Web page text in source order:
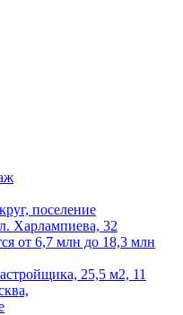
поселение
Харлампиева, 32
от 6,7 млн до 18,3 млн
25,5 м2, 11